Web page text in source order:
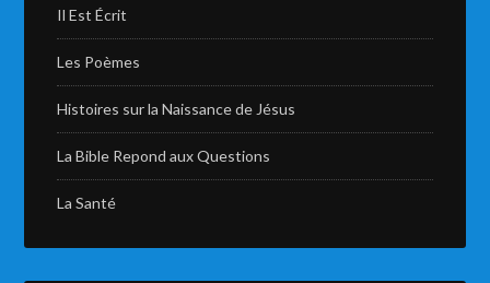
Il Est Écrit
Les Poèmes
Histoires sur la Naissance de Jésus
La Bible Repond aux Questions
La Santé